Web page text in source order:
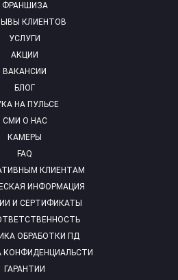
ФРАНШИЗА
КЛИЕНТОВ
УСЛУГИ
АКЦИИ
ВАКАНСИИ
БЛОГ
НА ПУЛЬСЕ
СМИ О НАС
КАМЕРЫ
FAQ
КЛИЕНТАМ
ИНФОРМАЦИЯ
И СЕРТИФИКАТЫ
ОБРАБОТКИ ПД
КОНФИДЕНЦИАЛЬСТИ
ГАРАНТИИ